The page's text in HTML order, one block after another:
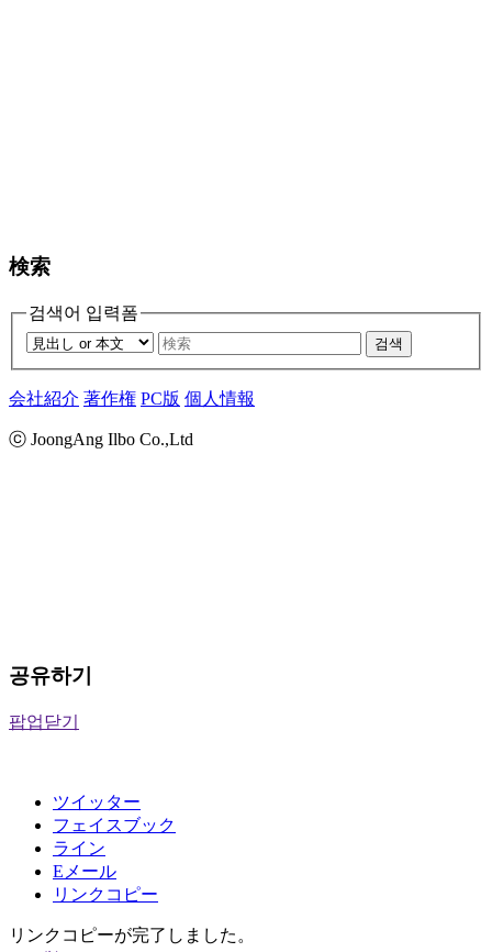
検索
검색어 입력폼
검색
会社紹介 著作権 PC版 個人情報
ⓒ JoongAng Ilbo Co.,Ltd
공유하기
팝업닫기
ツイッター
フェイスブック
ライン
Eメール
リンクコピー
リンクコピーが完了しました。